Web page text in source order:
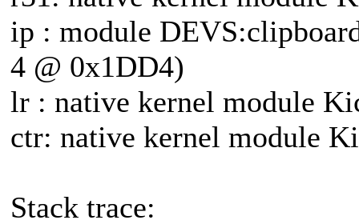
ip : module
4 @ 0x1DD4)
lr : native kernel module
ctr: native kernel module
Stack trace: